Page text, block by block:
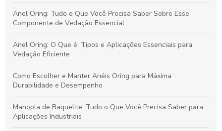
Anel Oring: Tudo o Que Você Precisa Saber Sobre Esse
Componente de Vedação Essencial
Anel Oring: O Que é, Tipos e Aplicações Essenciais para
Vedação Eficiente
Como Escolher e Manter Anéis Oring para Máxima
Durabilidade e Desempenho
Manopla de Baquelite: Tudo o Que Você Precisa Saber para
Aplicações Industriais